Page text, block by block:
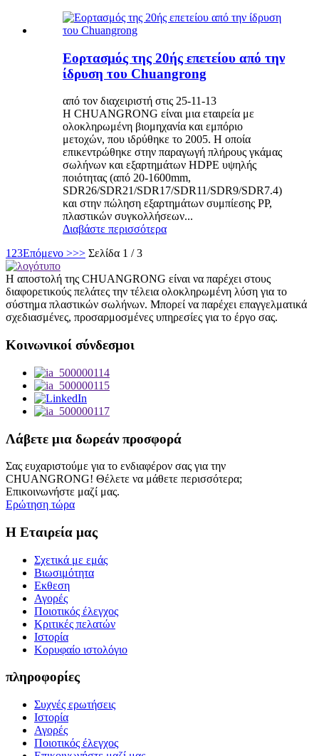
Εορτασμός της 20ής επετείου από την
ίδρυση του Chuangrong
από τον διαχειριστή στις 25-11-13
Η CHUANGRONG είναι μια εταιρεία με
ολοκληρωμένη βιομηχανία και εμπόριο
μετοχών, που ιδρύθηκε το 2005. Η οποία
επικεντρώθηκε στην παραγωγή πλήρους γκάμας
σωλήνων και εξαρτημάτων HDPE υψηλής
ποιότητας (από 20-1600mm,
SDR26/SDR21/SDR17/SDR11/SDR9/SDR7.4)
και στην πώληση εξαρτημάτων συμπίεσης PP,
πλαστικών συγκολλήσεων...
Διαβάστε περισσότερα
123Επόμενο >>> Σελίδα 1 / 3
Η αποστολή της CHUANGRONG είναι να παρέχει στους
διαφορετικούς πελάτες την τέλεια ολοκληρωμένη λύση για το
σύστημα πλαστικών σωλήνων. Μπορεί να παρέχει επαγγελματικά
σχεδιασμένες, προσαρμοσμένες υπηρεσίες για το έργο σας.
Κοινωνικοί σύνδεσμοι
Λάβετε μια δωρεάν προσφορά
Σας ευχαριστούμε για το ενδιαφέρον σας για την
CHUANGRONG! Θέλετε να μάθετε περισσότερα;
Επικοινωνήστε μαζί μας.
Ερώτηση τώρα
Η Εταιρεία μας
Σχετικά με εμάς
Βιωσιμότητα
Εκθεση
Αγορές
Ποιοτικός έλεγχος
Κριτικές πελατών
Ιστορία
Κορυφαίο ιστολόγιο
πληροφορίες
Συχνές ερωτήσεις
Ιστορία
Αγορές
Ποιοτικός έλεγχος